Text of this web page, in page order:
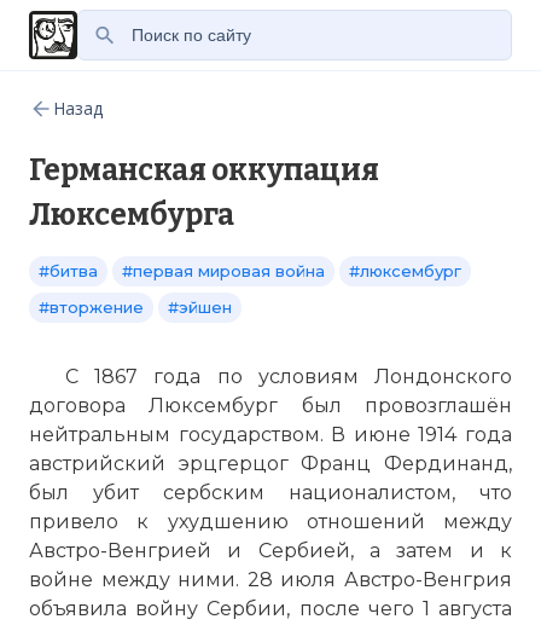
Назад
Германская оккупация
Люксембурга
#битва #первая мировая война
#люксембург
#вторжение
#эйшен
С 1867 года по условиям Лондонского
договора Люксембург был провозглашён
нейтральным государством. В июне 1914 года
австрийский эрцгерцог Франц Фердинанд,
был убит сербским националистом, что
привело к ухудшению отношений между
Австро-Венгрией и Сербией, а затем и к
войне между ними. 28 июля Австро-Венгрия
объявила войну Сербии, после чего 1 августа